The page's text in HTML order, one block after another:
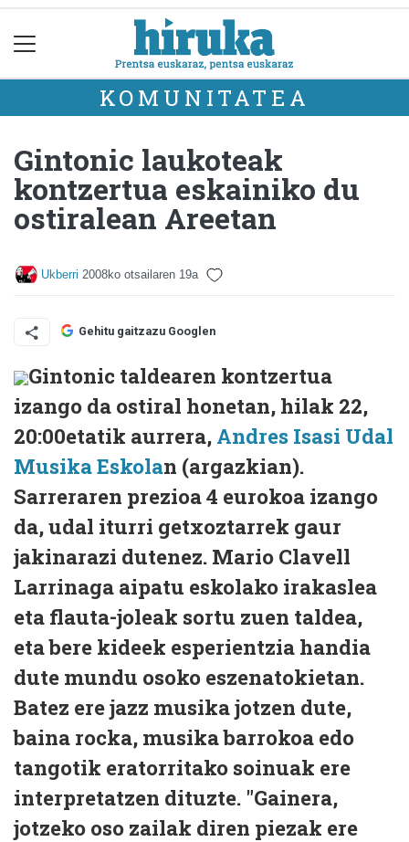
KOMUNITATEA
Gintonic laukoteak
kontzertua eskainiko du
ostiralean Areetan
Ukberri 2008ko otsailaren 19a
Gehitu gaitzazu Googlen
Gintonic taldearen kontzertua
izango da ostiral honetan, hilak 22,
20:00etatik aurrera, Andres Isasi Udal
Musika Eskolan (argazkian).
Sarreraren prezioa 4 eurokoa izango
da, udal iturri getxoztarrek gaur
jakinarazi dutenez. Mario Clavell
Larrinaga aipatu eskolako irakaslea
eta flauta-joleak sortu zuen taldea,
eta bere kideek esperientzia handia
dute mundu osoko eszenatokietan.
Batez ere jazz musika jotzen dute,
baina rocka, musika barrokoa edo
tangotik eratorritako soinuak ere
interpretatzen dituzte. "Gainera,
jotzeko oso zailak diren piezak ere